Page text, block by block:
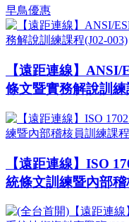
早鳥優惠
【遠距連線】
條文暨實務解說訓
【遠距連線】ISO
統條文訓練暨內部